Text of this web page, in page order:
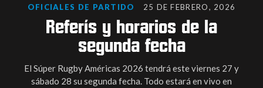
OFICIALES DE PARTIDO 25 DE FEBRERO, 2026
Referís y horarios de la
segunda fecha
El Súper Rugby Américas 2026 tendrá este viernes 27 y
sábado 28 su segunda fecha. Todo estará en vivo en